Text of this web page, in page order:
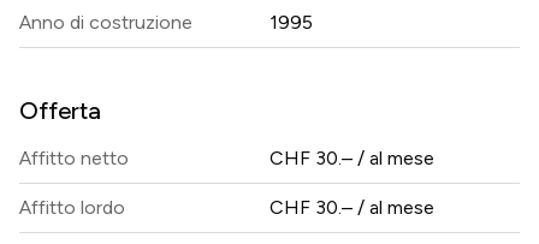
Anno di costruzione 1995
Offerta
Affitto netto CHF 30.– / al mese
Affitto lordo CHF 30.– / al mese